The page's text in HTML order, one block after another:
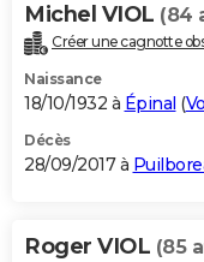
Michel VIOL (84
Créer une cagnotte
Naissance
18/10/1932 à Épinal (
Décès
28/09/2017 à
Roger VIOL (85